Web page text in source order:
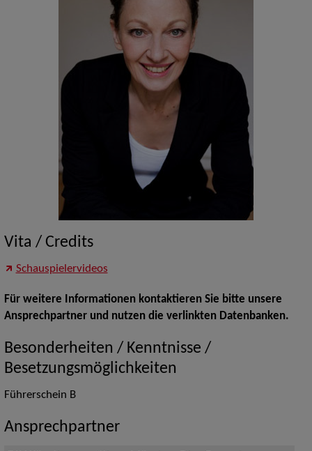
Vita / Credits
Schauspielervideos
Für weitere Informationen kontaktieren Sie bitte unsere
Ansprechpartner und nutzen die verlinkten Datenbanken.
Besonderheiten / Kenntnisse /
Besetzungsmöglichkeiten
Führerschein B
Ansprechpartner